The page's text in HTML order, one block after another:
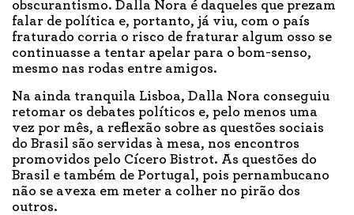
obscurantismo. Dalla Nora é daqueles que prezam
falar de política e, portanto, já viu, com o país
fraturado corria o risco de fraturar algum osso se
continuasse a tentar apelar para o bom-senso,
mesmo nas rodas entre amigos.
Na ainda tranquila Lisboa, Dalla Nora conseguiu
retomar os debates políticos e, pelo menos uma
vez por mês, a reflexão sobre as questões sociais
do Brasil são servidas à mesa, nos encontros
promovidos pelo Cícero Bistrot. As questões do
Brasil e também de Portugal, pois pernambucano
não se avexa em meter a colher no pirão dos
outros.